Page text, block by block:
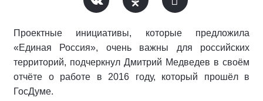
Проектные инициативы, которые предложила
«Единая Россия», очень важны для российских
территорий, подчеркнул Дмитрий Медведев в своём
отчёте о работе в 2016 году, который прошёл в
ГосДуме.